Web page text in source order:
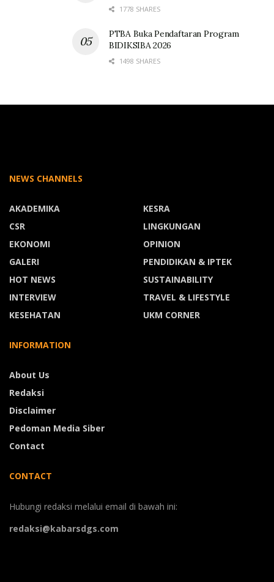
1778 SHARES
PTBA Buka Pendaftaran Program
BIDIKSIBA 2026
1498 SHARES
NEWS CHANNELS
AKADEMIKA
CSR
EKONOMI
GALERI
HOT NEWS
INTERVIEW
KESEHATAN
KESRA
LINGKUNGAN
OPINION
PENDIDIKAN & IPTEK
SUSTAINABILITY
TRAVEL & LIFESTYLE
UKM CORNER
INFORMATION
About Us
Redaksi
Disclaimer
Pedoman Media Siber
Contact
CONTACT
Hubungi redaksi melalui email di bawah ini:
redaksi@kabarsdgs.com